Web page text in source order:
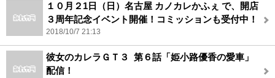
１０月２1日（日）名古屋 カノカレかふぇ で、開店
３周年記念イベント開催！コミッションも受付中！
2018/10/7 21:13
彼女のカレラＧＴ３ ‬ 第６話「姫小路優香の愛車」
配信！‬